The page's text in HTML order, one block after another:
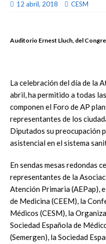
12 abril, 2018 CESM
Auditorio Ernest Lluch, del
La celebración del día de la
abril, ha permitido a todas
componen el Foro de AP
representantes de los
Diputados su preocupación
asistencial en el sistema
En sendas mesas redondas
representantes de la
Atención Primaria (AEPap),
de Medicina (CEEM), la
Médicos (CESM), la
Sociedad Española de
(Semergen), la Sociedad